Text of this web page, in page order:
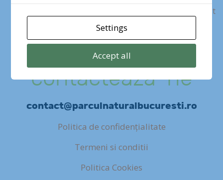
Mai Mult
contactează-ne
contact@parculnaturalbucuresti.ro
Politica de confidențialitate
Termeni si conditii
Politica Cookies
Settings
Accept all